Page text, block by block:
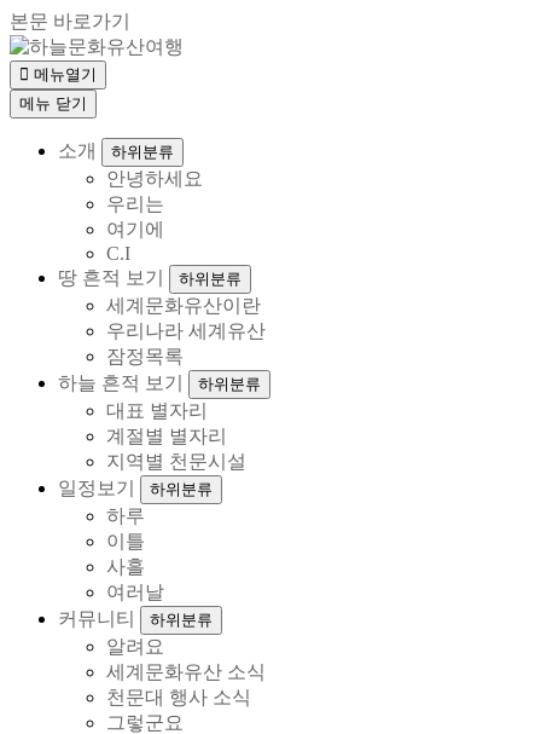
본문 바로가기
메뉴열기
메뉴 닫기
소개 하위분류
안녕하세요
우리는
여기에
C.I
땅 흔적 보기
하위분류
세계문화유산이란
우리나라 세계유산
잠정목록
하늘 흔적 보기
하위분류
대표 별자리
계절별 별자리
지역별 천문시설
일정보기
하위분류
하루
이틀
사흘
여러날
커뮤니티
하위분류
알려요
세계문화유산 소식
천문대 행사 소식
그렇군요